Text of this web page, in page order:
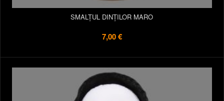
SMALȚUL DINȚILOR MARO
7,00 €